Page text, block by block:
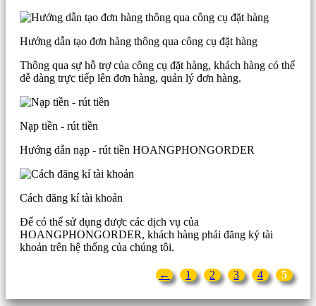
Hướng dẫn tạo đơn hàng thông qua công cụ đặt hàng
Thông qua sự hỗ trợ của công cụ đặt hàng, khách hàng có thể
dễ dàng trực tiếp lên đơn hàng, quản lý đơn hàng.
Nạp tiền - rút tiền
Hướng dẫn nạp - rút tiền HOANGPHONGORDER
Cách đăng kí tài khoản
Để có thể sử dụng được các dịch vụ của
HOANGPHONGORDER, khách hàng phải đăng ký tài
khoản trên hệ thống của chúng tôi.
← 1 2 3 4 5